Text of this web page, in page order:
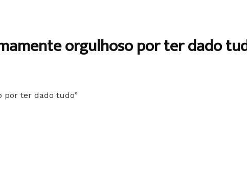
orgulhoso por ter dado